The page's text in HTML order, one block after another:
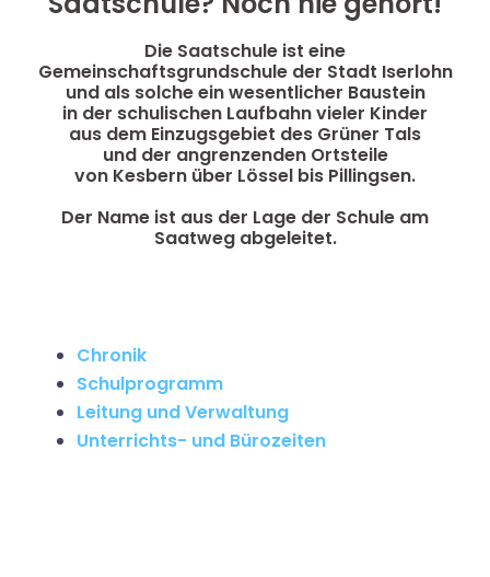
Die Saatschule ist eine
Gemeinschaftsgrundschule der Stadt Iserlohn
und als solche ein wesentlicher Baustein
in der schulischen Laufbahn vieler Kinder
aus dem Einzugsgebiet des Grüner Tals
und der angrenzenden Ortsteile
von Kesbern über Lössel bis Pillingsen.
Der Name ist aus der Lage der Schule am
Saatweg abgeleitet.
Chronik
Schulprogramm
Leitung und Verwaltung
Unterrichts- und Bürozeiten